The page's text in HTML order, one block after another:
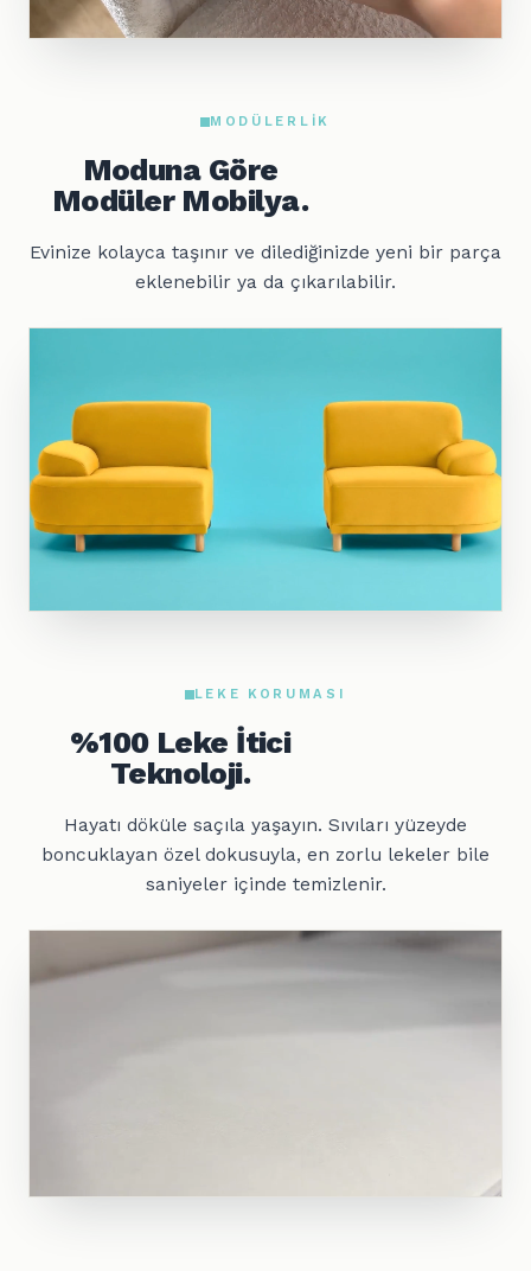
MODÜLERLIK
Moduna Göre
Modüler Mobilya.
Evinize kolayca taşınır ve dilediğinizde yeni bir parça
eklenebilir ya da çıkarılabilir.
LEKE KORUMASI
%100 Leke İtici
Teknoloji.
Hayatı döküle saçıla yaşayın. Sıvıları yüzeyde
boncuklayan özel dokusuyla, en zorlu lekeler bile
saniyeler içinde temizlenir.